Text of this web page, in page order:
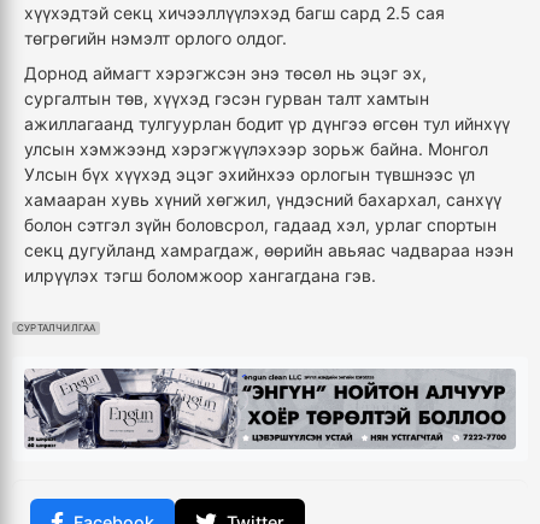
хүүхэдтэй секц хичээллүүлэхэд багш сард 2.5 сая
төгрөгийн нэмэлт орлого олдог.
Дорнод аймагт хэрэгжсэн энэ төсөл нь эцэг эх,
сургалтын төв, хүүхэд гэсэн гурван талт хамтын
ажиллагаанд тулгуурлан бодит үр дүнгээ өгсөн тул ийнхүү
улсын хэмжээнд хэрэгжүүлэхээр зорьж байна. Монгол
Улсын бүх хүүхэд эцэг эхийнхээ орлогын түвшнээс үл
хамааран хувь хүний хөгжил, үндэсний бахархал, санхүү
болон сэтгэл зүйн боловсрол, гадаад хэл, урлаг спортын
секц дугуйланд хамрагдаж, өөрийн авьяас чадвараа нээн
илрүүлэх тэгш боломжоор хангагдана гэв.
СУРТАЛЧИЛГАА